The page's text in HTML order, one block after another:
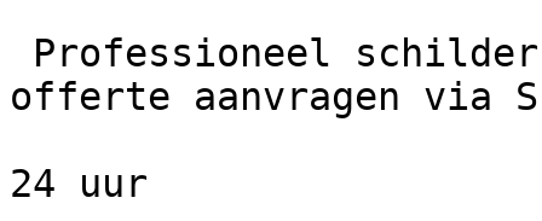
offerte aanvragen via
24 uur